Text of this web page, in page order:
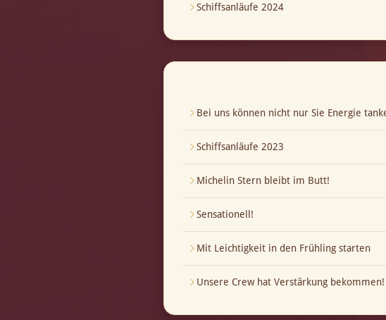
Schiffsanläufe 2024
Bei uns können nicht nur Sie Energie
Schiffsanläufe 2023
Michelin Stern bleibt im Butt!
Sensationell!
Mit Leichtigkeit in den Frühling starten
Unsere Crew hat Verstärkung bekommen!